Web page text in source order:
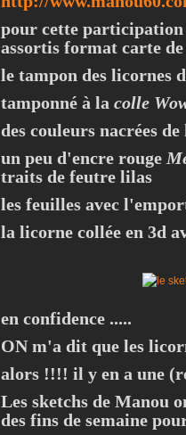
pour cette
assortis format carte de
le tampon des licornes
tamponné à la colle
des couleurs nacrées
un peu d'encre rouge
traits de feutre lilas
les feuilles avec
la licorne collée en 3d
en confidence .....
ON m'a dit que les
alors !!!! il y en a une
Les sketchs de Manou
des fins de semaine